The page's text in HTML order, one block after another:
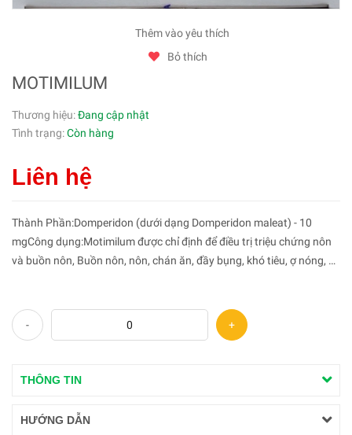
Thêm vào yêu thích
Bỏ thích
MOTIMILUM
Thương hiệu:Đang cập nhật
Tình trạng:Còn hàng
Liên hệ
Thành Phần:Domperidon (dưới dạng Domperidon maleat) - 10
mgCông dụng:Motimilum được chỉ định để điều trị triệu chứng nôn
và buồn nôn, Buồn nôn, nôn, chán ăn, đầy bụng, khó tiêu, ợ nóng, ợ
- +
THÔNG TIN
HƯỚNG DẪN